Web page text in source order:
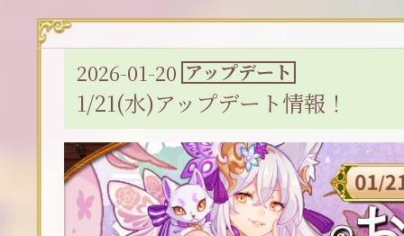
2026-01-20 アップデート
1/21(水)アップデート情報！